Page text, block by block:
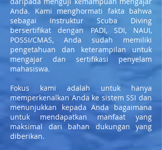
Anda. Kami menghormati fakta bahwa
sebagai Instruktur Scuba Diving
bersertifikat dengan PADI, SDI, NAUI,
POSSI/CMAS, Anda sudah memiliki
pengetahuan dan keterampilan untuk
mengajar dan sertifikasi penyelam
mahasiswa.
Fokus kami adalah untuk hanya
memperkenalkan Anda ke sistem SSI dan
menunjukkan kepada Anda bagaimana
untuk mendapatkan manfaat yang
maksimal dari bahan dukungan yang
diberikan.